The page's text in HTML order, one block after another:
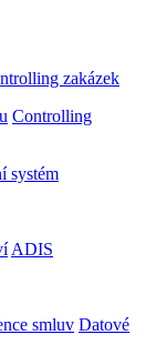
zakázek
Controlling
systém
ADIS
smluv Datové